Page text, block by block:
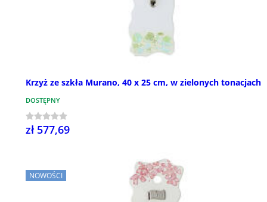
Krzyż ze szkła Murano, 40 x 25 cm, w zielonych tonacjach
DOSTĘPNY
zł 577,69
NOWOŚCI